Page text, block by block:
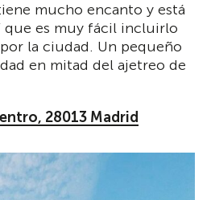
mucho encanto y está
que es muy fácil incluirlo
la ciudad. Un pequeño
en mitad del ajetreo de
28013 Madrid